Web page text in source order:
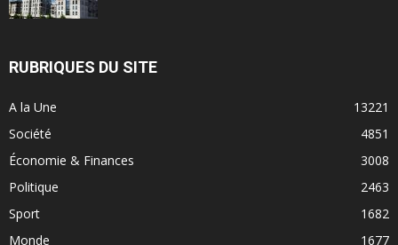
RUBRIQUES DU SITE
A la Une
13221
Société
4851
Économie & Finances
3008
Politique
2463
Sport
1682
Monde
1677